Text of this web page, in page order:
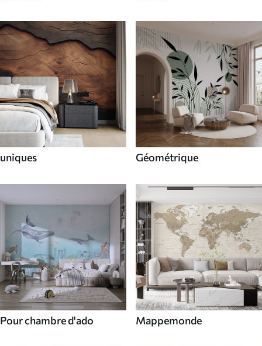
uniques Géométrique
Pour chambre d'ado Mappemonde